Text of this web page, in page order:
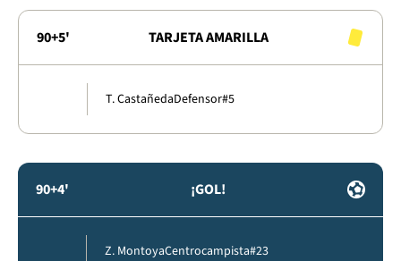
90+5' TARJETA AMARILLA
T. CastañedaDefensor#5
90+4' ¡GOL!
Z. MontoyaCentrocampista#23